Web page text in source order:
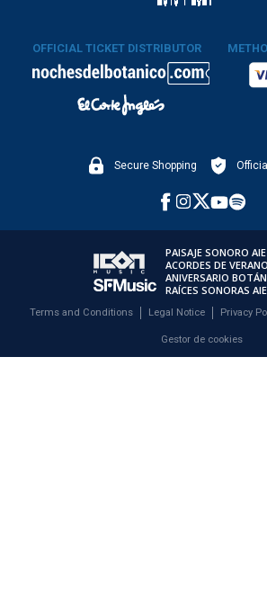
OFFICIAL TICKET DISTRIBUTOR
Secure Shopping
PAISAJE SONORO AIE
ACORDES DE
ANIVERSARIO
RAÍCES SONORAS AIE
Terms and Conditions Legal Notice Privacy
Gestor de cookies